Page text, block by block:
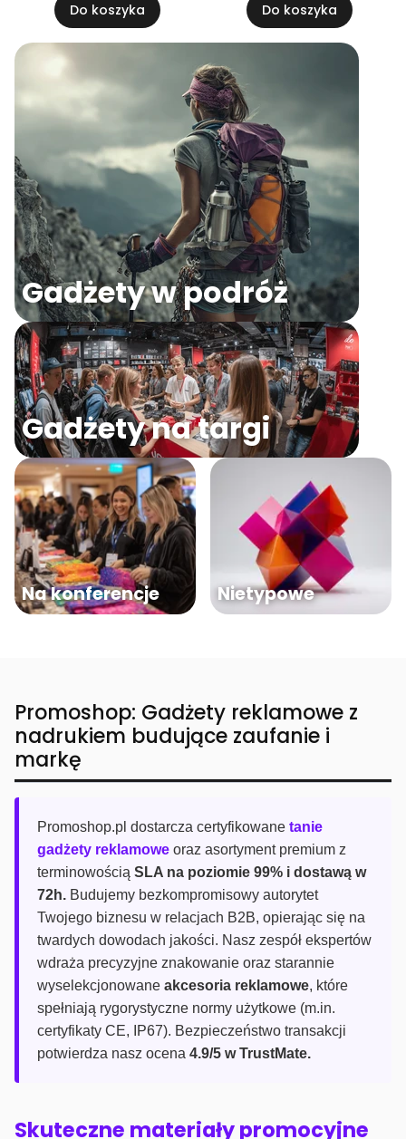
Do koszyka Do koszyka
Gadżety w podróż
Gadżety na targi
Na konferencje Nietypowe
Promoshop: Gadżety reklamowe z
nadrukiem budujące zaufanie i
markę
Promoshop.pl dostarcza certyfikowane tanie
gadżety reklamowe oraz asortyment premium z
terminowością SLA na poziomie 99% i dostawą w
72h. Budujemy bezkompromisowy autorytet
Twojego biznesu w relacjach B2B, opierając się na
twardych dowodach jakości. Nasz zespół ekspertów
wdraża precyzyjne znakowanie oraz starannie
wyselekcjonowane akcesoria reklamowe, które
spełniają rygorystyczne normy użytkowe (m.in.
certyfikaty CE, IP67). Bezpieczeństwo transakcji
potwierdza nasz ocena 4.9/5 w TrustMate.
Skuteczne materiały promocyjne